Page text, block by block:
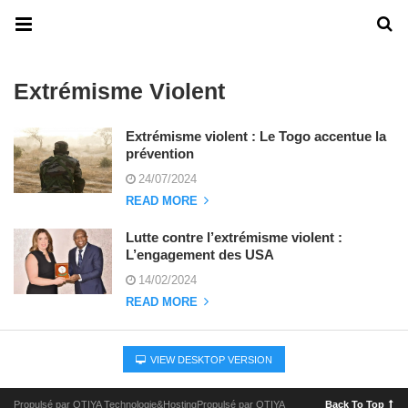
Extrémisme Violent
Extrémisme violent : Le Togo accentue la
prévention
24/07/2024
READ MORE
Lutte contre l’extrémisme violent :
L’engagement des USA
14/02/2024
READ MORE
VIEW DESKTOP VERSION
Propulsé par OTIYA Technologie&HostingPropulsé par OTIYA
Back To Top